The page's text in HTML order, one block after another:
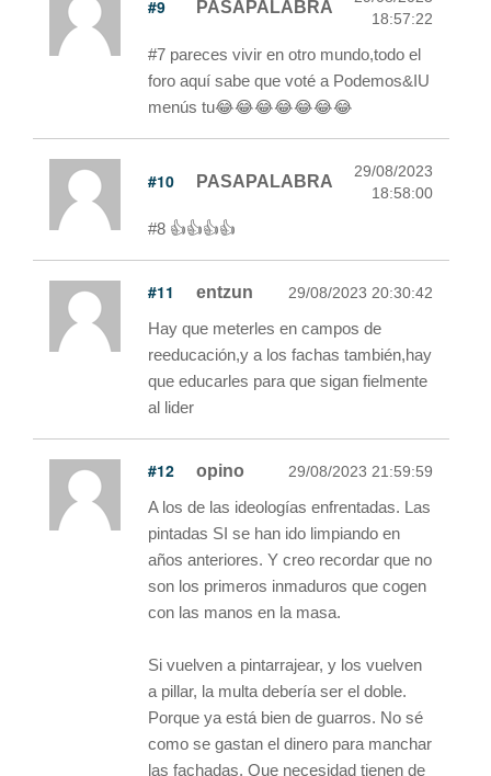
#9 PASAPALABRA
18:57:22
#7 pareces vivir en otro mundo,todo el
foro aquí sabe que voté a Podemos&IU
menús tu😂😂😂😂😂😂😂
#10 PASAPALABRA
29/08/2023
18:58:00
#8 👍👍👍👍
#11 entzun 29/08/2023 20:30:42
Hay que meterles en campos de
reeducación,y a los fachas también,hay
que educarles para que sigan fielmente
al lider
#12 opino 29/08/2023 21:59:59
A los de las ideologías enfrentadas. Las
pintadas SI se han ido limpiando en
años anteriores. Y creo recordar que no
son los primeros inmaduros que cogen
con las manos en la masa.
Si vuelven a pintarrajear, y los vuelven
a pillar, la multa debería ser el doble.
Porque ya está bien de guarros. No sé
como se gastan el dinero para manchar
las fachadas. Que necesidad tienen de